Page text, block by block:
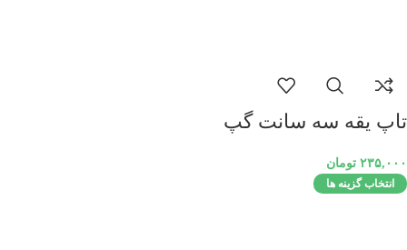
تاپ یقه سه سانت گپ
۲۳۵,۰۰۰ تومان
انتخاب گزینه ها